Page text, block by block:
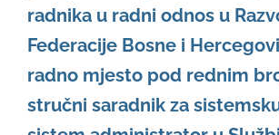
radnika u radni odnos u
Federacije Bosne i
radno mjesto pod rednim
stručni saradnik za